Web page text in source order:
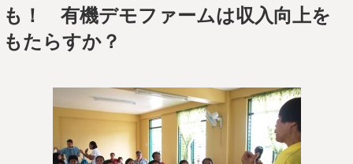
も！ 有機デモファームは収入向上を
もたらすか？